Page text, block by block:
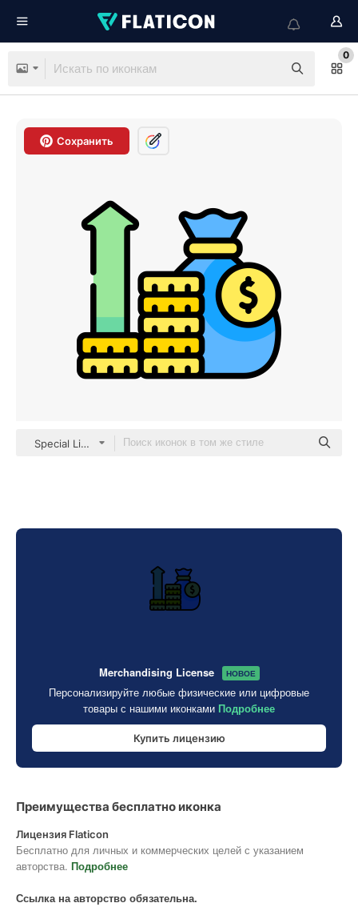
0
Сохранить
Special Lineal color
Merchandising License НОВОЕ
Персонализируйте любые физические или цифровые
товары с нашими иконками Подробнее
Купить лицензию
Преимущества бесплатно иконка
Лицензия Flaticon
Бесплатно для личных и коммерческих целей с указанием
авторства. Подробнее
Ссылка на авторство обязательна.